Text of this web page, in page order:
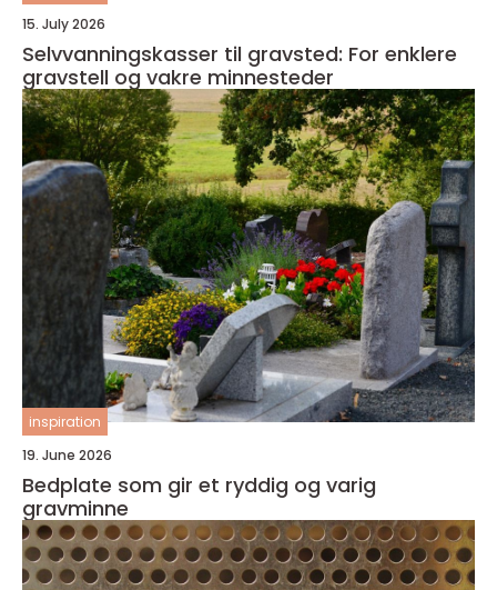
15. July 2026
Selvvanningskasser til gravsted: For enklere
gravstell og vakre minnesteder
inspiration
19. June 2026
Bedplate som gir et ryddig og varig
gravminne